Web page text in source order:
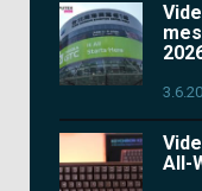
All-